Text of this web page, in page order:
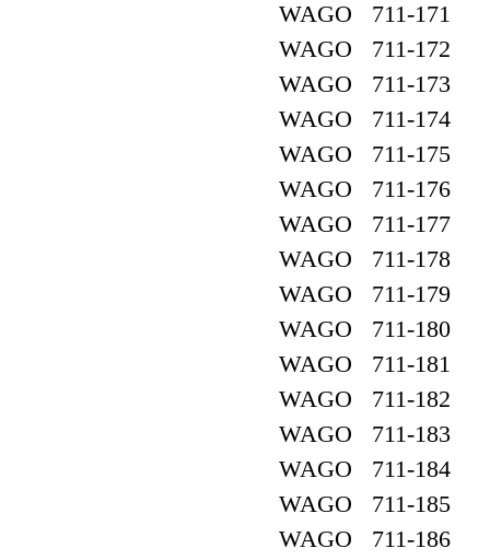
WAGO 711-171
WAGO 711-172
WAGO 711-173
WAGO 711-174
WAGO 711-175
WAGO 711-176
WAGO 711-177
WAGO 711-178
WAGO 711-179
WAGO 711-180
WAGO 711-181
WAGO 711-182
WAGO 711-183
WAGO 711-184
WAGO 711-185
WAGO 711-186